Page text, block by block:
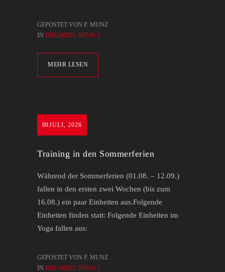
MEHR LESEN
GEPOSTET VON P. MUNZ
IN BREAKING NEWS 1
09JULI, 2026
Training in den Sommerferien
Während der Sommerferien (01.08. – 12.09.)
fallen in den ersten zwei Wochen (bis zum
16.08.) ein paar Einheiten aus.Folgende
Einheiten finden statt: Folgende Einheiten im
Yoga fallen aus:
GEPOSTET VON P. MUNZ
IN BREAKING NEWS 2